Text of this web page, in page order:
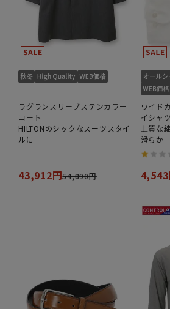
ラグランスリーブステンカラー
コート
HILTONのシックなスーツスタイ
ルに
43,912円54,890円
ワイド
イシャ
上質な
滑らか